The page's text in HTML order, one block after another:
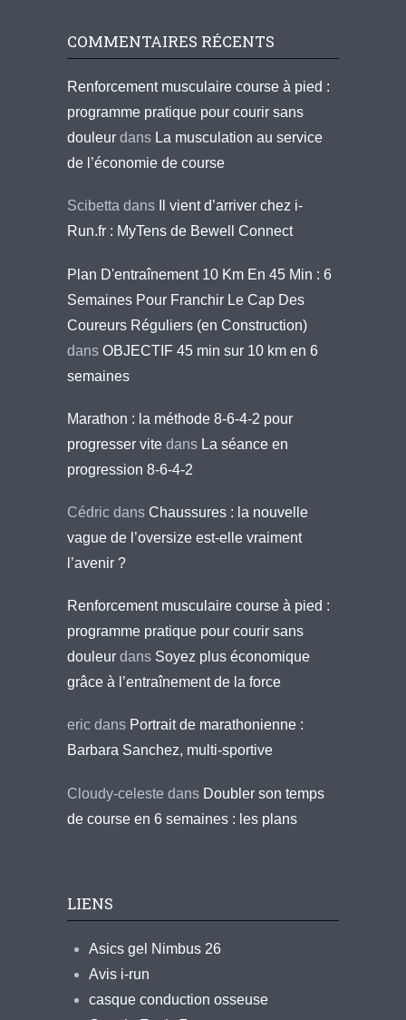
COMMENTAIRES RÉCENTS
Renforcement musculaire course à pied :
programme pratique pour courir sans
douleur dans La musculation au service
de l’économie de course
Scibetta dans
Il vient d’arriver chez i-
Run.fr : MyTens de Bewell Connect
Plan D'entraînement 10 Km En 45 Min : 6
Semaines Pour Franchir Le Cap Des
Coureurs Réguliers (en Construction)
dans OBJECTIF 45 min sur 10 km en 6
semaines
Marathon : la méthode 8-6-4-2 pour
progresser vite dans La séance en
progression 8-6-4-2
Cédric dans Chaussures : la nouvelle
vague de l’oversize est-elle vraiment
l’avenir ?
Renforcement musculaire course à pied :
programme pratique pour courir sans
douleur dans Soyez plus économique
grâce à l’entraînement de la force
eric dans Portrait de marathonienne :
Barbara Sanchez, multi-sportive
Cloudy-celeste dans Doubler son temps
de course en 6 semaines : les plans
LIENS
Asics gel Nimbus 26
Avis i-run
casque conduction osseuse